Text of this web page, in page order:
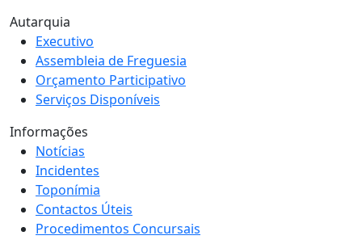
Autarquia
Executivo
Assembleia de Freguesia
Orçamento Participativo
Serviços Disponíveis
Informações
Notícias
Incidentes
Toponímia
Contactos Úteis
Procedimentos Concursais